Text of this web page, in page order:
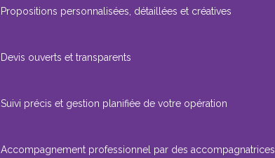
Propositions personnalisées, détaillées et créatives
Devis ouverts et transparents
Suivi précis et gestion planifiée de votre opération
Accompagnement professionnel par des accompagnatrices